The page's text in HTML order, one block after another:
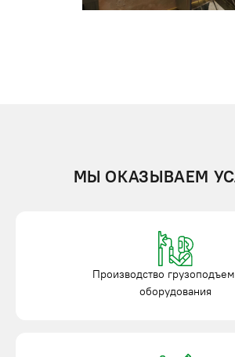
МЫ ОКАЗЫВАЕМ
Производство
оборудования